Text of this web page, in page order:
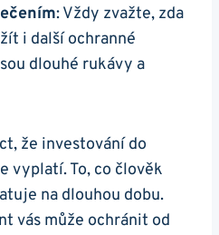
: Vždy zvažte, zda
i další ochranné
dlouhé rukávy a
že investování do
vyplatí. To, co člověk
na dlouhou dobu.
vás může ochránit od